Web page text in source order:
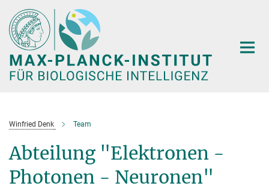
Hauptinhalt
Winfried Denk Team
Abteilung "Elektronen -
Photonen - Neuronen"